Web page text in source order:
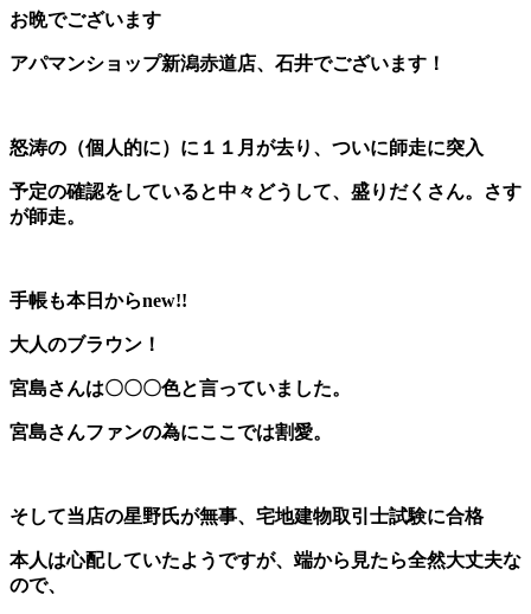
お晩でございます
アパマンショップ新潟赤道店、石井でございます！
怒涛の（個人的に）に１１月が去り、ついに師走に突入
予定の確認をしていると中々どうして、盛りだくさん。さす
が師走。
手帳も本日からnew!!
大人のブラウン！
宮島さんは〇〇〇色と言っていました。
宮島さんファンの為にここでは割愛。
そして当店の星野氏が無事、宅地建物取引士試験に合格
本人は心配していたようですが、端から見たら全然大丈夫な
ので、